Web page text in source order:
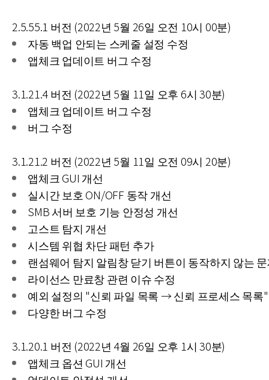
2.5.55.1 버전 (2022년 5월 26일 오전 10시 00분)
자동 백업 안되는 스케줄 설정 수정
앱체크 업데이트 버그 수정
3.1.21.4 버전 (2022년 5월 11일 오후 6시 30분)
앱체크 업데이트 버그 수정
버그 수정
3.1.21.2 버전 (2022년 5월 11일 오전 09시 20분)
앱체크 GUI 개선
실시간 보호 ON/OFF 동작 개선
SMB 서버 보호 기능 안정성 개선
고스트 탐지 개선
시스템 위협 차단 패턴 추가
랜섬웨어 탐지 알림창 닫기 버튼이 동작하지 않는
라이선스 만료창 관련 이슈 수정
예외 설정의 "신뢰 파일 목록 → 신뢰 프로세스 목록
다양한 버그 수정
3.1.20.1 버전 (2022년 4월 26일 오후 1시 30분)
앱체크 옵션 GUI 개선